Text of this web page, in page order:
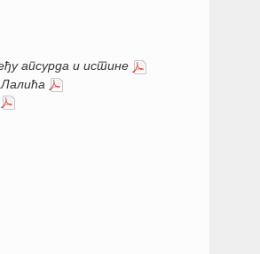
апсурда и истине